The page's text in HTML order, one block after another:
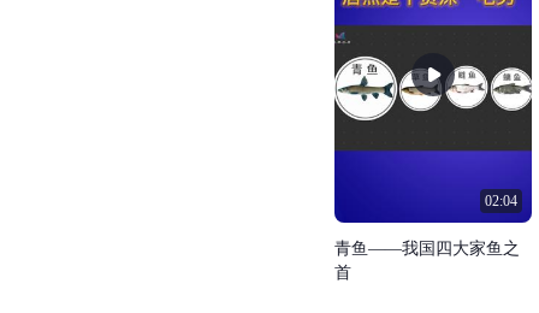
02:04
青鱼——我国 四 大家鱼 之
首